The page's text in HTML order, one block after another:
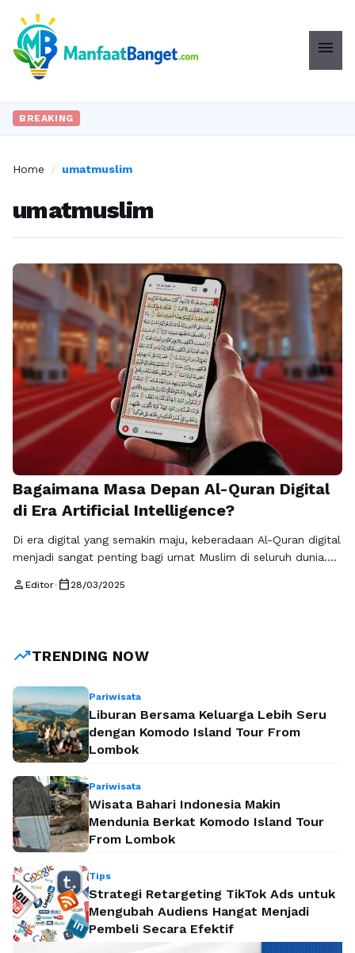
menu
BREAKING
Home / umatmuslim
umatmuslim
Bagaimana Masa Depan Al-Quran Digital
di Era Artificial Intelligence?
Di era digital yang semakin maju, keberadaan Al-Quran digital
menjadi sangat penting bagi umat Muslim di seluruh dunia.
akses terhadap banyak hal, termasuk teks suci umat Islam
Selengkapnya
person Editor• calendar_today 28/03/2025
trending_upTRENDING NOW
Pariwisata
Liburan Bersama Keluarga Lebih Seru
dengan Komodo Island Tour From
Lombok
Pariwisata
Wisata Bahari Indonesia Makin
Mendunia Berkat Komodo Island Tour
From Lombok
Tips
Strategi Retargeting TikTok Ads untuk
Mengubah Audiens Hangat Menjadi
Pembeli Secara Efektif